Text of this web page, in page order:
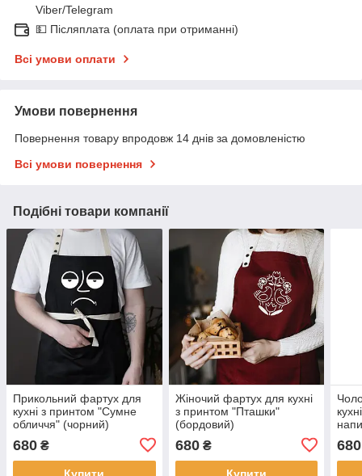
Viber/Telegram
💵 Післяплата (оплата при отриманні)
Всі умови оплати
Умови повернення
Повернення товару впродовж 14 днів за домовленістю
Всі умови повернення
Подібні товари компанії
Прикольний фартух для
кухні з принтом "Сумне
обличчя" (чорний)
680 ₴
Жіночий фартух для кухні
з принтом "Пташки"
(бордовий)
680₴ 680